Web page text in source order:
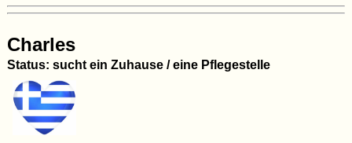
Charles
Status: sucht ein Zuhause / eine Pflegestelle